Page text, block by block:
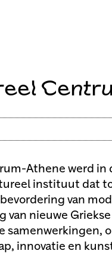
Athene werd in
instituut dat
van
van nieuwe
samenwerkingen,
innovatie en